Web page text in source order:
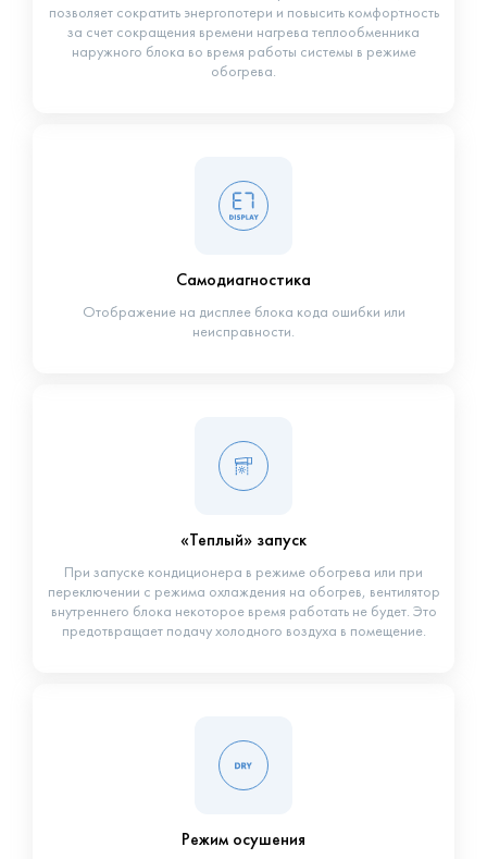
позволяет сократить энергопотери и повысить комфортность
за счет сокращения времени нагрева теплообменника
наружного блока во время работы системы в режиме
обогрева.
Самодиагностика
Отображение на дисплее блока кода ошибки или
неисправности.
«Теплый» запуск
При запуске кондиционера в режиме обогрева или при
переключении с режима охлаждения на обогрев, вентилятор
внутреннего блока некоторое время работать не будет. Это
предотвращает подачу холодного воздуха в помещение.
Режим осушения